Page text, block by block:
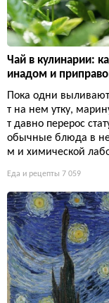
Чай в кулинарии:
инадом и
Пока одни
т на нем утку,
т давно перерос
обычные блюда в
м и химической
Еда и рецепты 7 059